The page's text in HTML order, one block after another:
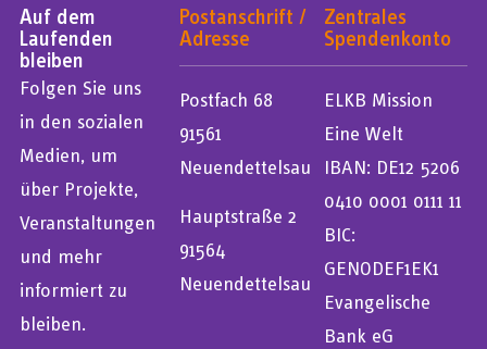
Auf dem
Laufenden
bleiben
Folgen Sie uns
in den sozialen
Medien, um
über Projekte,
Veranstaltungen
und mehr
informiert zu
bleiben.
Postanschrift /
Adresse
Postfach 68
91561
Neuendettelsau
Hauptstraße 2
91564
Neuendettelsau
Zentrales
Spendenkonto
ELKB Mission
Eine Welt
IBAN: DE12 5206
0410 0001 0111 11
BIC:
GENODEF1EK1
Evangelische
Bank eG